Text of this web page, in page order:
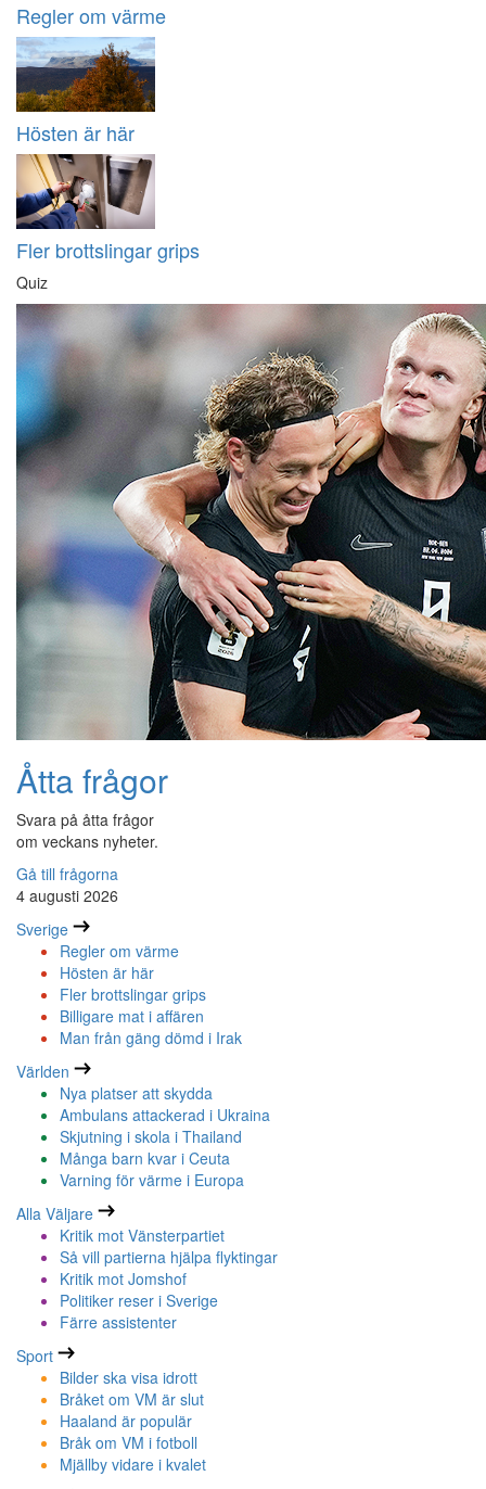
Regler om värme
Hösten är här
Fler brottslingar grips
Quiz
Åtta frågor
Svara på åtta frågor
om veckans nyheter.
Gå till frågorna
4 augusti 2026
Sverige
Regler om värme
Hösten är här
Fler brottslingar grips
Billigare mat i affären
Man från gäng dömd i Irak
Världen
Nya platser att skydda
Ambulans attackerad i Ukraina
Skjutning i skola i Thailand
Många barn kvar i Ceuta
Varning för värme i Europa
Alla Väljare
Kritik mot Vänsterpartiet
Så vill partierna hjälpa flyktingar
Kritik mot Jomshof
Politiker reser i Sverige
Färre assistenter
Sport
Bilder ska visa idrott
Bråket om VM är slut
Haaland är populär
Bråk om VM i fotboll
Mjällby vidare i kvalet